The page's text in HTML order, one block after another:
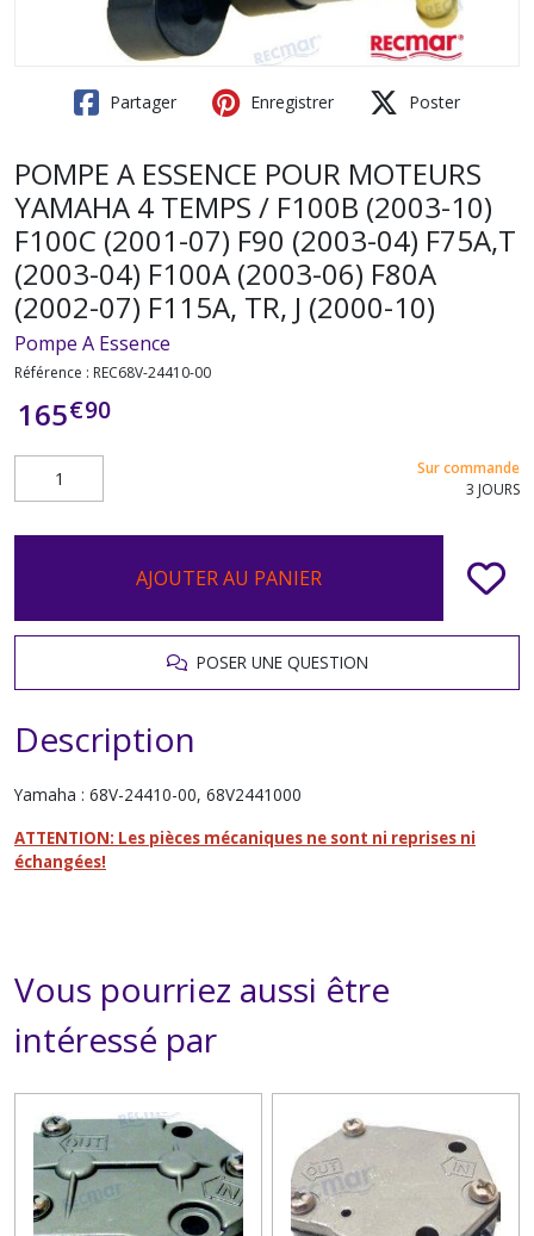
Partager Enregistrer Poster
POMPE A ESSENCE POUR MOTEURS
YAMAHA 4 TEMPS / F100B (2003-10)
F100C (2001-07) F90 (2003-04) F75A,T
(2003-04) F100A (2003-06) F80A
(2002-07) F115A, TR, J (2000-10)
Pompe A Essence
Référence : REC68V-24410-00
165€90
Sur commande
3 JOURS
AJOUTER AU PANIER
POSER UNE QUESTION
Description
Yamaha : 68V-24410-00, 68V2441000
ATTENTION: Les pièces mécaniques ne sont ni reprises ni
échangées!
Vous pourriez aussi être
intéressé par